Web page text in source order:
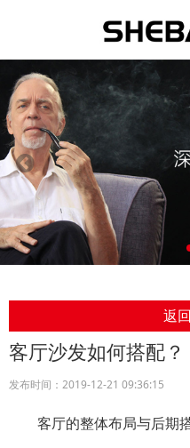
返
客厅沙发如何搭配？
发布时间：2019-12-21 09:36:15
客厅的整体布局与后期